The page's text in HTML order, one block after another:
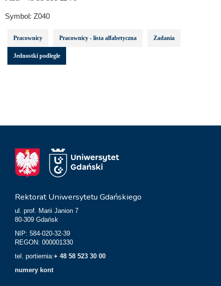
Symbol: Z040
Pracownicy Pracownicy - lista alfabetyczna Zadania
Jednostki podległe
Rektorat Uniwersytetu Gdańskiego
ul. prof. Marii Janion 7
80-309 Gdańsk
NIP: 584-020-32-39
REGON: 000001330
tel. portiernia:+ 48 58 523 30 00
numery kont